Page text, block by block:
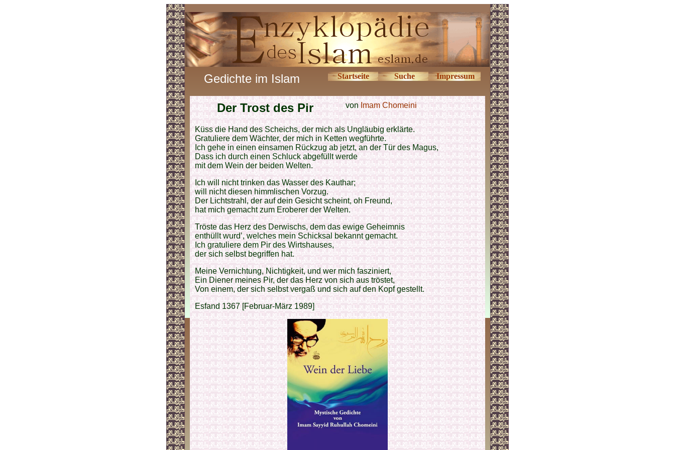
Gedichte im Islam Startseite Suche Impressum
Der Trost des Pir vonImam Chomeini
Küss die Hand des Scheichs, der mich als Ungläubig erklärte.
Gratuliere dem Wächter, der mich in Ketten wegführte.
Ich gehe in einen einsamen Rückzug ab jetzt, an der Tür des Magus,
Dass ich durch einen Schluck abgefüllt werde
mit dem Wein der beiden Welten.
Ich will nicht trinken das Wasser des Kauthar;
will nicht diesen himmlischen Vorzug.
Der Lichtstrahl, der auf dein Gesicht scheint, oh Freund,
hat mich gemacht zum Eroberer der Welten.
Tröste das Herz des Derwischs, dem das ewige Geheimnis
enthüllt wurd’, welches mein Schicksal bekannt gemacht.
Ich gratuliere dem Pir des Wirtshauses,
der sich selbst begriffen hat.
Meine Vernichtung, Nichtigkeit, und wer mich fasziniert,
Ein Diener meines Pir, der das Herz von sich aus tröstet,
Von einem, der sich selbst vergaß und sich auf den Kopf gestellt.
Esfand 1367 [Februar-März 1989]